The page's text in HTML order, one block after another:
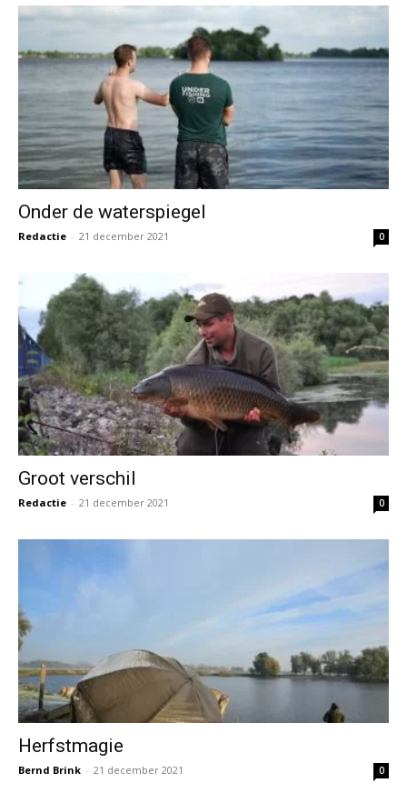
Onder de waterspiegel
Redactie - 21 december 2021 0
Groot verschil
Redactie - 21 december 2021 0
Herfstmagie
Bernd Brink - 21 december 2021 0